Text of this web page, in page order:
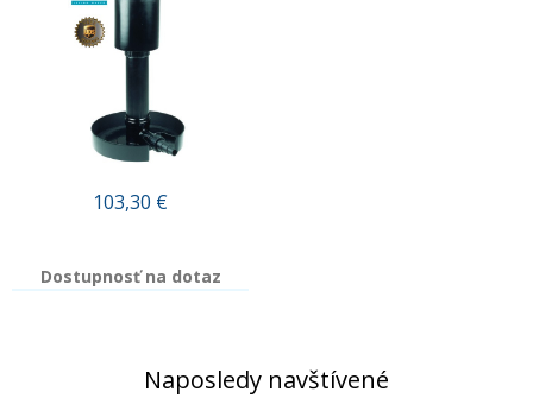
103,30 €
Dostupnosť na dotaz
Naposledy navštívené